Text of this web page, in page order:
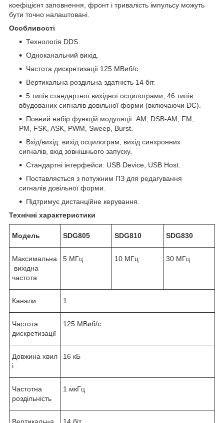
коефіцієнт заповнення, фронт і тривалість імпульсу можуть
бути точно налаштовані.
Особливості
Технологія DDS.
Одноканальний вихід.
Частота дискретизації 125 МВиб/с.
Вертикальна роздільна здатність 14 біт.
5 типів стандартної вихідної осцилограми, 46 типів
вбудованих сигналів довільної форми (включаючи DC).
Повний набір функцій модуляції: AM, DSB-AM, FM,
PM, FSK, ASK, PWM, Sweep, Burst.
Вхід/вихід: вихід осцилограм, вихід синхронних
сигналів, вхід зовнішнього запуску.
Стандартні інтерфейси: USB Device, USB Host.
Поставляється з потужним ПЗ для редагування
сигналів довільної форми.
Підтримує дистанційне керування.
Технічні характеристики
Модель SDG805 SDG810 SDG830
Максимальна
вихідна
частота
5 МГц 10 МГц 30 МГц
Канали 1
Частота
дискретизації
125 МВиб/с
Довжина хвил
і
16 кБ
Частотна
роздільність
1 мкГц
Вертикальна 14 біт